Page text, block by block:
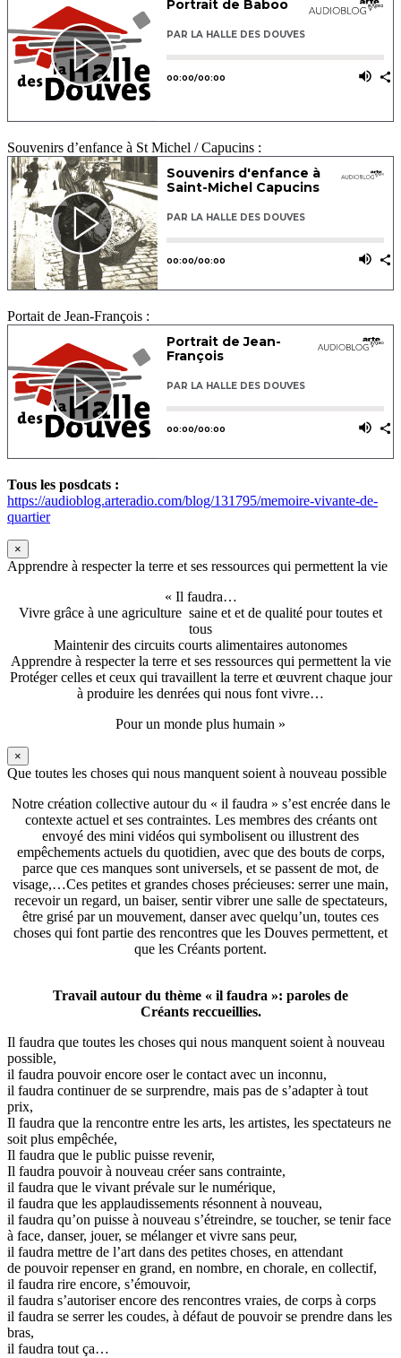
Souvenirs d’enfance à St Michel / Capucins :
Portait de Jean-François :
Tous les posdcats :
https://audioblog.arteradio.com/blog/131795/memoire-vivante-de-
quartier
×
Apprendre à respecter la terre et ses ressources qui permettent la vie
« Il faudra…
Vivre grâce à une agriculture saine et et de qualité pour toutes et
tous
Maintenir des circuits courts alimentaires autonomes
Apprendre à respecter la terre et ses ressources qui permettent la vie
Protéger celles et ceux qui travaillent la terre et œuvrent chaque jour
à produire les denrées qui nous font vivre…
Pour un monde plus humain »
×
Que toutes les choses qui nous manquent soient à nouveau possible
Notre création collective autour du « il faudra » s’est encrée dans le
contexte actuel et ses contraintes. Les membres des créants ont
envoyé des mini vidéos qui symbolisent ou illustrent des
empêchements actuels du quotidien, avec que des bouts de corps,
parce que ces manques sont universels, et se passent de mot, de
visage,…Ces petites et grandes choses précieuses: serrer une main,
recevoir un regard, un baiser, sentir vibrer une salle de spectateurs,
être grisé par un mouvement, danser avec quelqu’un, toutes ces
choses qui font partie des rencontres que les Douves permettent, et
que les Créants portent.
Travail autour du thème « il faudra »: paroles de
Créants reccueillies.
Il faudra que toutes les choses qui nous manquent soient à nouveau
possible,
il faudra pouvoir encore oser le contact avec un inconnu,
il faudra continuer de se surprendre, mais pas de s’adapter à tout
prix,
Il faudra que la rencontre entre les arts, les artistes, les spectateurs ne
soit plus empêchée,
Il faudra que le public puisse revenir,
Il faudra pouvoir à nouveau créer sans contrainte,
il faudra que le vivant prévale sur le numérique,
il faudra que les applaudissements résonnent à nouveau,
il faudra qu’on puisse à nouveau s’étreindre, se toucher, se tenir face
à face, danser, jouer, se mélanger et vivre sans peur,
il faudra mettre de l’art dans des petites choses, en attendant
de pouvoir repenser en grand, en nombre, en chorale, en collectif,
il faudra rire encore, s’émouvoir,
il faudra s’autoriser encore des rencontres vraies, de corps à corps
il faudra se serrer les coudes, à défaut de pouvoir se prendre dans les
bras,
il faudra tout ça…